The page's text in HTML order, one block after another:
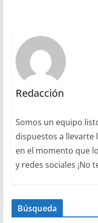
Redacción
Somos un equipo
dispuestos a llevarte
en el momento que
y redes sociales ¡No
Búsqueda